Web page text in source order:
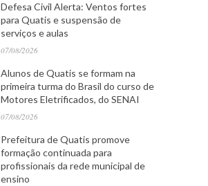
Defesa Civil Alerta: Ventos fortes
para Quatis e suspensão de
serviços e aulas
07/08/2026
Alunos de Quatis se formam na
primeira turma do Brasil do curso de
Motores Eletrificados, do SENAI
07/08/2026
Prefeitura de Quatis promove
formação continuada para
profissionais da rede municipal de
ensino